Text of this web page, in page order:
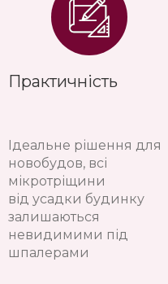
Практичність
Ідеальне рішення для
новобудов, всі
мікротріщини
від усадки будинку
залишаються
невидимими під
шпалерами